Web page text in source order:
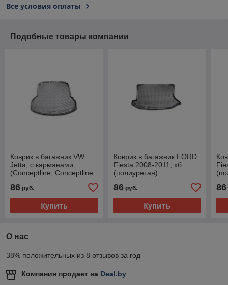
Все условия оплаты
Подобные товары компании
Коврик в багажник VW
Jetta, с карманами
(Conceptline, Conceptline
2015, 2015->, сед.
(полиуретан)
86 руб.
Купить
Коврик в багажник FORD
Fiesta 2008-2011, хб.
(полиуретан)
86руб.
Купить
86
О нас
38% положительных из 8 отзывов за год
Компания продает на Deal.by